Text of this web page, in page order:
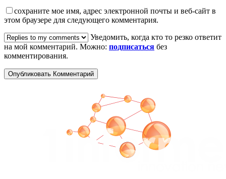
сохраните мое имя, адрес электронной почты и веб-сайт в
этом браузере для следующего комментария.
Уведомить, когда кто то резко ответит
на мой комментарий. Можно: подписаться без
комментирования.